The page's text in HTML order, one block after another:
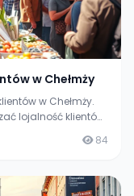
w Chełmży
w Chełmży.
lojalność klientów
84